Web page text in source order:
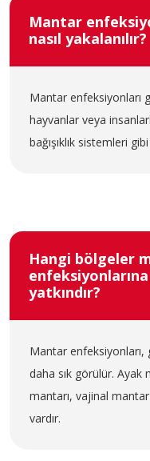
Mantar
nasıl yakalanılır?
Mantar enfeksiyonları
hayvanlar veya
bağışıklık sistemleri
Hangi bölgeler
yatkındır?
Mantar enfeksiyonları,
daha sık görülür. Ayak
mantarı, vajinal
vardır.